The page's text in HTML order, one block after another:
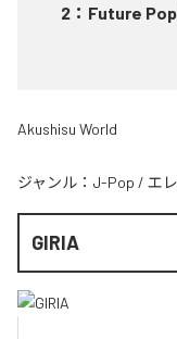
2 ： Future
Akushisu World
ジャンル： J-Pop / エ
GIRIA